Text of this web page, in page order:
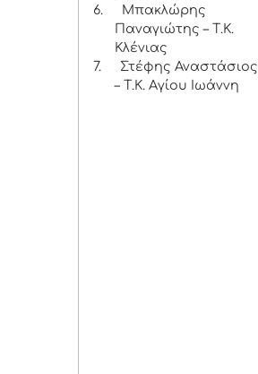
6.
Μπακλώρης
Παναγιώτης – Τ.Κ.
Κλένιας
7.
Στέφης Αναστάσιος
– Τ.Κ. Αγίου Ιωάννη